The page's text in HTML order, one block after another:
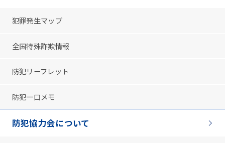
犯罪発生マップ
全国特殊詐欺情報
防犯リーフレット
防犯一口メモ
防犯協力会について